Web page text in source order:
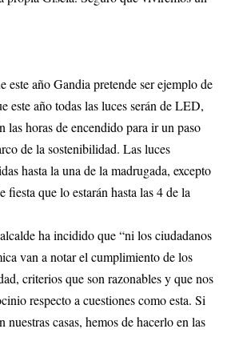
este año Gandia pretende ser ejemplo de
este año todas las luces serán de LED,
las horas de encendido para ir un paso
de la sostenibilidad. Las luces
hasta la una de la madrugada, excepto
fiesta que lo estarán hasta las 4 de la
ha incidido que “ni los ciudadanos
van a notar el cumplimiento de los
criterios que son razonables y que nos
respecto a cuestiones como esta. Si
nuestras casas, hemos de hacerlo en las